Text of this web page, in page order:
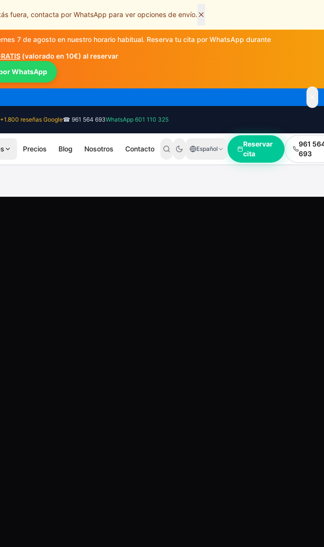
fuera, contacta por WhatsApp para ver opciones de envío.
7 de agosto en nuestro horario habitual. Reserva tu cita por WhatsApp durante
(valorado en 10€) al reservar
WhatsApp
+1.800 reseñas Google☎ 961 564 693WhatsApp 601 110 325
Precios Blog Nosotros Contacto Español
Reservar
cita
961
693